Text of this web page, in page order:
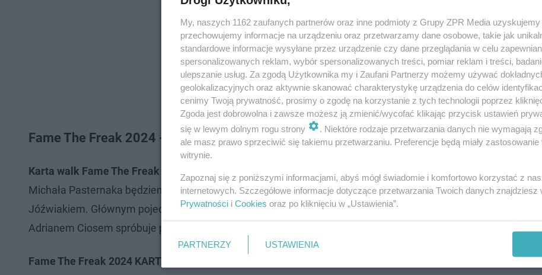
Fame The Freak 2024 - KARTA WALK, WALKI
Karta walk Fame The Freak 2024
dostępna jest w tym miejscu. Oprócz starcia z udziałem Mateusza
Michała Pasternaka będziemy świadkami długo wyczekiwanej walki Roberta Pasuta z Pawłem
Jóźwiakiem. Głównym pojedynkiem wieczoru być natomiast starcie Natana Marconia, który wspólnymi siłami
Adrianem Ciosem spróbuje pokonać Denisa Załęckiego.
Fame The Freak 2024 KARTA WALK
My, naszych 1162 zaufanych partnerów oraz inne podmioty z Grupy ZPR Media uzyskujemy
przechowujemy informacje na urządzeniu oraz przetwarzamy dane osobowe, takie jak
standardowe informacje wysyłane przez urządzenie czy dane przeglądania w celu
spersonalizowanych reklam, wybór spersonalizowanych treści, pomiar reklam i treści,
ulepszanie usług. Za zgodą Użytkownika my i Zaufani Partnerzy możemy używać
geolokalizacyjnych oraz aktywnie skanować charakterystykę urządzenia do celów
cenimy Twoją prywatność, prosimy o zgodę na korzystanie z tych technologii poprzez
Zgoda jest dobrowolna i zawsze możesz ją zmienić/wycofać klikając przycisk ustawień
się w lewym dolnym rogu strony
. Niektóre rodzaje przetwarzania danych nie wymagają
ale masz prawo sprzeciwić się takiemu przetwarzaniu. Preferencje będą miały zastosowanie
witrynie.
Zapoznaj się z poniższymi informacjami, abyś mógł świadomie i komfortowo korzystać z
internetowych. Szczegółowe informacje dotyczące przetwarzania Twoich danych znajdziesz
Prywatności i Cookies oraz po kliknięciu w „Ustawienia”.
PARTNERZY USTAWIENIA